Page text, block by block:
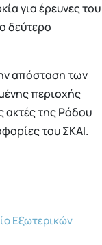
για έρευνες του
δεύτερο
απόσταση των
περιοχής
ακτές της Ρόδου
του ΣΚΑΙ.
Εξωτερικών